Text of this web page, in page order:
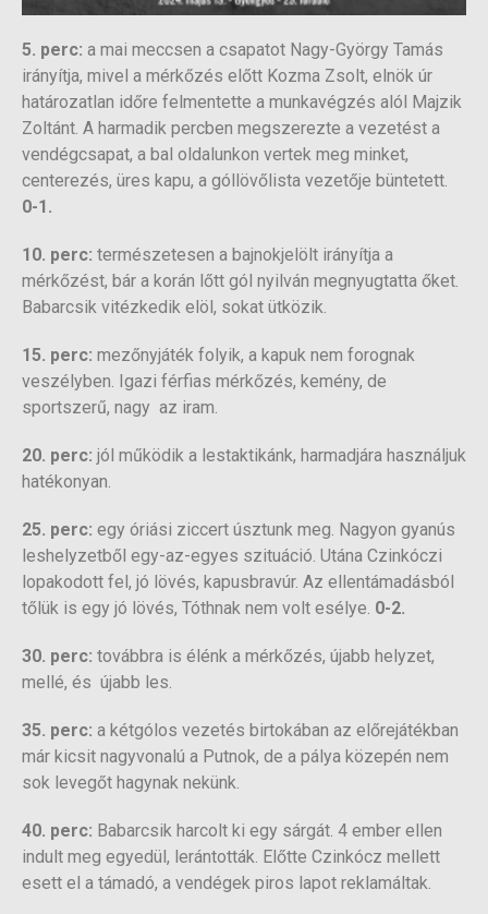
5. perc: a mai meccsen a csapatot Nagy-György Tamás
irányítja, mivel a mérkőzés előtt Kozma Zsolt, elnök úr
határozatlan időre felmentette a munkavégzés alól Majzik
Zoltánt. A harmadik percben megszerezte a vezetést a
vendégcsapat, a bal oldalunkon vertek meg minket,
centerezés, üres kapu, a góllövőlista vezetője büntetett.
0-1.
10. perc: természetesen a bajnokjelölt irányítja a
mérkőzést, bár a korán lőtt gól nyilván megnyugtatta őket.
Babarcsik vitézkedik elöl, sokat ütközik.
15. perc: mezőnyjáték folyik, a kapuk nem forognak
veszélyben. Igazi férfias mérkőzés, kemény, de
sportszerű, nagy az iram.
20. perc: jól működik a lestaktikánk, harmadjára használjuk
hatékonyan.
25. perc: egy óriási ziccert úsztunk meg. Nagyon gyanús
leshelyzetből egy-az-egyes szituáció. Utána Czinkóczi
lopakodott fel, jó lövés, kapusbravúr. Az ellentámadásból
tőlük is egy jó lövés, Tóthnak nem volt esélye. 0-2.
30. perc: továbbra is élénk a mérkőzés, újabb helyzet,
mellé, és újabb les.
35. perc: a kétgólos vezetés birtokában az előrejátékban
már kicsit nagyvonalú a Putnok, de a pálya közepén nem
sok levegőt hagynak nekünk.
40. perc: Babarcsik harcolt ki egy sárgát. 4 ember ellen
indult meg egyedül, lerántották. Előtte Czinkócz mellett
esett el a támadó, a vendégek piros lapot reklamáltak.